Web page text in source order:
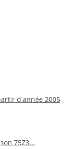
d'année 2005